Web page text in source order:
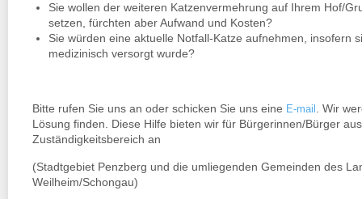
Sie wollen der weiteren Katzenvermehrung auf Ihrem Hof/
setzen, fürchten aber Aufwand und Kosten?
Sie würden eine aktuelle Notfall-Katze aufnehmen, insofern
medizinisch versorgt wurde?
Bitte rufen Sie uns an oder schicken Sie uns eine E-mail
. Wir
Lösung finden. Diese Hilfe bieten wir für Bürgerinnen/Bürger
Zuständigkeitsbereich an
(Stadtgebiet Penzberg und die umliegenden Gemeinden des
Weilheim/Schongau)